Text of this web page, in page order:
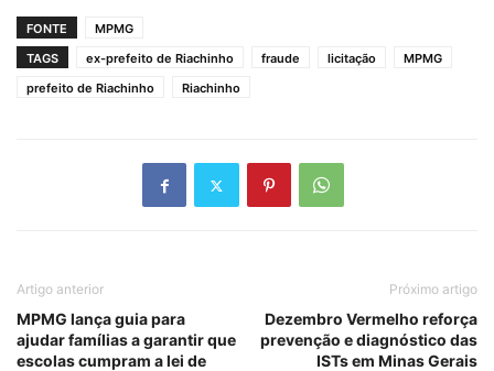
FONTE
MPMG
TAGS
ex-prefeito de Riachinho fraude licitação
MPMG
prefeito de Riachinho
Riachinho
Artigo anterior
MPMG lança guia para
ajudar famílias a garantir que
escolas cumpram a lei de
Próximo artigo
Dezembro Vermelho reforça
prevenção e diagnóstico das
ISTs em Minas Gerais